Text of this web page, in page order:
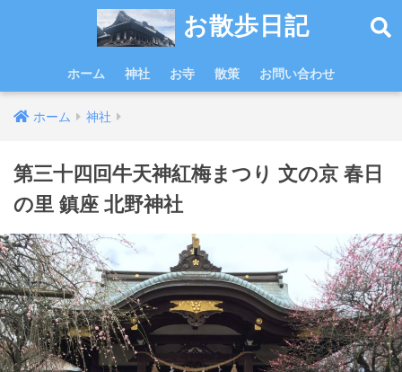
お散歩日記
ホーム 神社 お寺 散策 お問い合わせ
ホーム 神社
第三十四回牛天神紅梅まつり 文の京 春日
の里 鎮座 北野神社